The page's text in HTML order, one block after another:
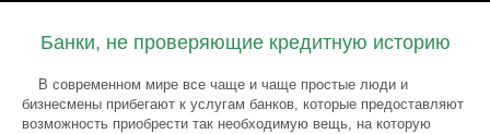
Банки, не проверяющие кредитную историю
В современном мире все чаще и чаще простые люди и
бизнесмены прибегают к услугам банков, которые предоставляют
возможность приобрести так необходимую вещь, на которую